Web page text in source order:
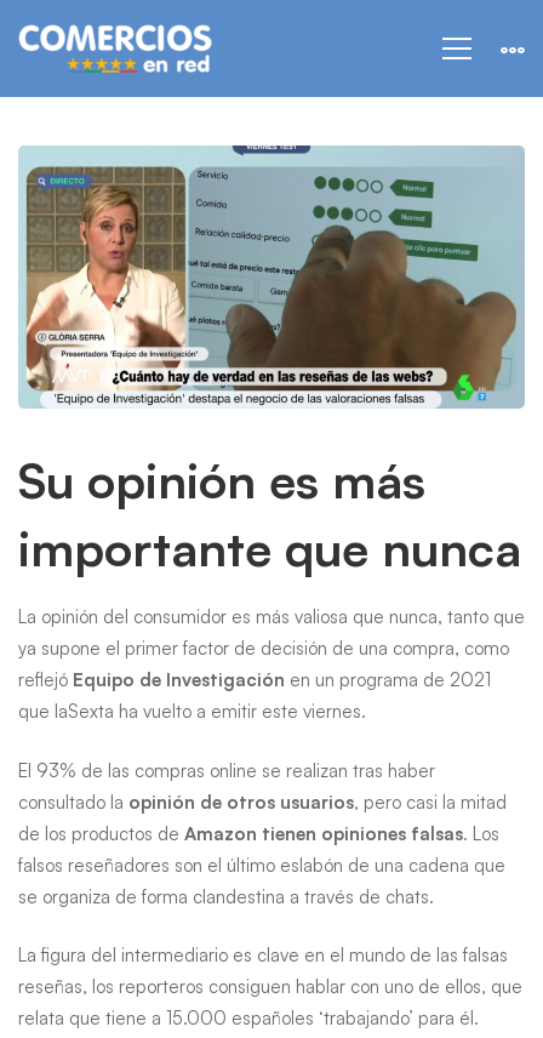
Su
opinión
es
más
importante
que
Su opinión es más
importante que nunca
La opinión del consumidor es más valiosa que nunca, tanto que
ya supone el primer factor de decisión de una compra, como
reflejó Equipo de Investigación en un programa de 2021
que laSexta ha vuelto a emitir este viernes.
El 93% de las compras online se realizan tras haber
consultado la opinión de otros usuarios, pero casi la mitad
de los productos de Amazon tienen opiniones falsas. Los
falsos reseñadores son el último eslabón de una cadena que
se organiza de forma clandestina a través de chats.
La figura del intermediario es clave en el mundo de las falsas
reseñas, los reporteros consiguen hablar con uno de ellos, que
relata que tiene a 15.000 españoles ‘trabajando’ para él.